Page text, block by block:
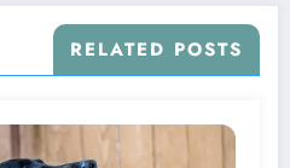
RELATED POSTS